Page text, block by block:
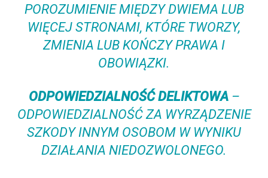
POROZUMIENIE MIĘDZY DWIEMA LUB
WIĘCEJ STRONAMI, KTÓRE TWORZY,
ZMIENIA LUB KOŃCZY PRAWA I
OBOWIĄZKI.
ODPOWIEDZIALNOŚĆ DELIKTOWA–
ODPOWIEDZIALNOŚĆ ZA WYRZĄDZENIE
SZKODY INNYM OSOBOM W WYNIKU
DZIAŁANIA NIEDOZWOLONEGO.